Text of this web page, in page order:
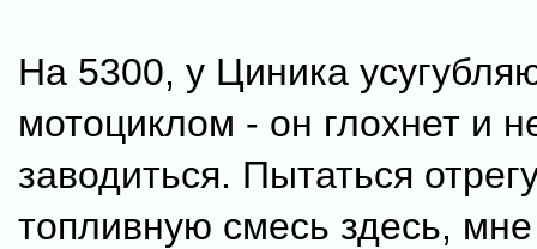
На 5300, у Циника
мотоциклом - он глохнет и
заводиться. Пытаться
топливную смесь здесь,